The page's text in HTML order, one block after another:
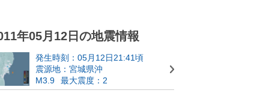
年05月12日の地震情報
発生時刻：05月12日21:41頃
震源地：宮城県沖
M3.9
最大震度：2